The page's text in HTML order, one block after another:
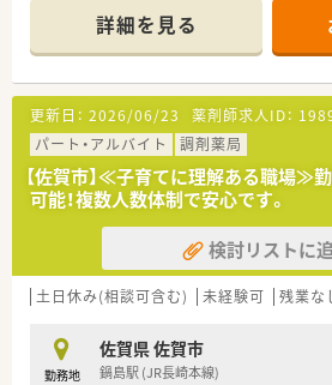
●研修制度も充実しているので、経験
出来ます。
詳細を見る
更新日： 2026/06/23 薬剤師求人ID：
パート・アルバイト
調剤薬局
【佐賀市】≪子育てに理解ある職場≫
可能！複数人数体制で安心です。
検討リストに
土日休み(相談可含む) 未経験可 残業な
勤務地
佐賀県 佐賀市
鍋島駅 (JR長崎本線)